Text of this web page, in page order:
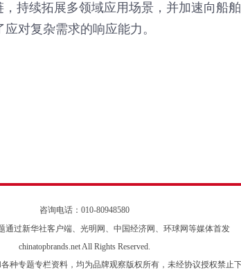
持续拓展多领域应用场景，并加速向船
对复杂需求的响应能力。
咨询电话：010-80948580
通过新华社客户端、光明网、中国经济网、环球网等媒体首发
chinatopbrands.net All Rights Reserved.
种专题专栏资料，均为品牌观察版权所有，未经协议授权禁止下